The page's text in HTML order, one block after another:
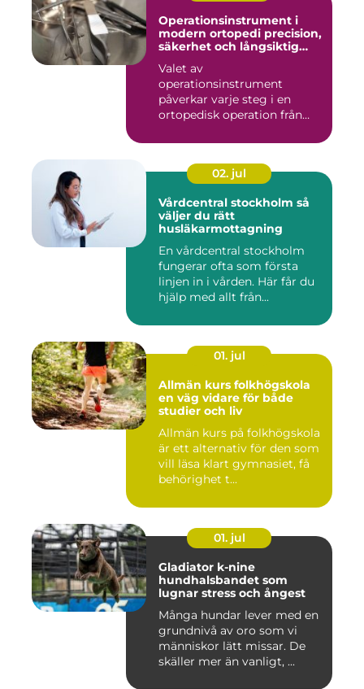
Operationsinstrument i
modern ortopedi precision,
säkerhet och långsiktig
Valet av
operationsinstrument
påverkar varje steg i en
ortopedisk operation från
02. jul
Vårdcentral stockholm så
väljer du rätt
husläkarmottagning
En vårdcentral stockholm
fungerar ofta som första
linjen in i vården. Här får du
hjälp med allt från...
01. jul
Allmän kurs folkhögskola
en väg vidare för både
studier och liv
Allmän kurs på folkhögskola
är ett alternativ för den som
vill läsa klart gymnasiet, få
behörighet t...
01. jul
Gladiator k-nine
hundhalsbandet som
lugnar stress och ångest
Många hundar lever med en
grundnivå av oro som vi
människor lätt missar. De
skäller mer än vanligt, ...